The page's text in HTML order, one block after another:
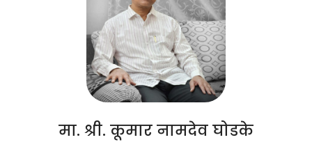
मा. श्री. कूमार नामदेव घोडके